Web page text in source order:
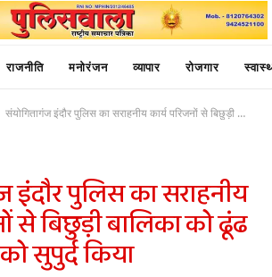
राजनीति मनोरंजन व्यापार रोजगार
संयोगितागंज इंदौर पुलिस का सराहनीय कार्य परिजनों से बिछुड़ी बालिका को ढूंढ कर परिजन को सुपुर्द किया
इंदौर पुलिस का सराहनीय
से बिछुड़ी बालिका को ढूंढ
सुपुर्द किया